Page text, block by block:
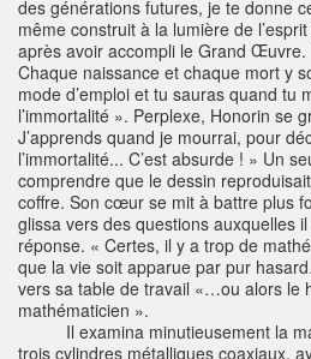
des générations futures, je te donne
même construit à la lumière de
après avoir accompli le Grand Œuvre.
Chaque naissance et chaque mort y
mode d’emploi et tu sauras quand tu
l’immortalité ». Perplexe, Honorin se
J’apprends quand je mourrai, pour
l’immortalité... C’est absurde ! » Un
comprendre que le dessin
coffre. Son cœur se mit à battre plus
glissa vers des questions auxquelles
réponse. « Certes, il y a trop de
que la vie soit apparue par pur
vers sa table de travail «…ou alors le
mathématicien ».
Il examina minutieusement la
trois cylindres métalliques coaxiaux,